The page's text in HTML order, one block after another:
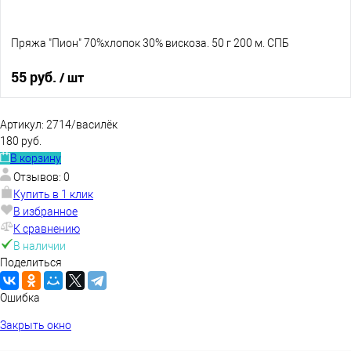
Пряжа "Пион" 70%хлопок 30% вискоза. 50 г 200 м. СПБ
55 руб. / шт
В избранное
Артикул: 2714/василёк
180 руб.
В корзину
Отзывов: 0
Купить в 1 клик
В избранное
К сравнению
В наличии
Поделиться
Ошибка
Закрыть окно